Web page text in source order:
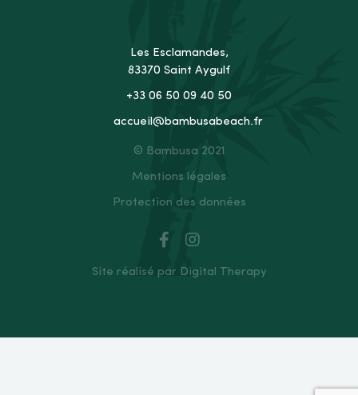
Les Esclamandes,
83370 Saint Aygulf
+33 06 50 09 40 50
accueil@bambusabeach.fr
© Bambusa 2021
Mentions légales
Protection des données
Site réalisé par Digital Therapy